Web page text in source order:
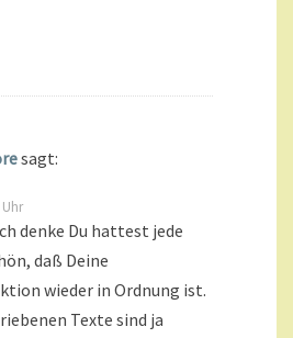
sagt:
denke Du hattest jede
daß Deine
wieder in Ordnung ist.
Texte sind ja